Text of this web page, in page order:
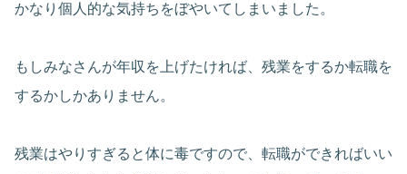
かなり個人的な気持ちをぼやいてしまいました。
もしみなさんが年収を上げたければ、残業をするか転職を
するかしかありません。
残業はやりすぎると体に毒ですので、転職ができればいい